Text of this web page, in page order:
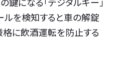
ルを検知すると車の解錠
格に飲酒運転を防止する